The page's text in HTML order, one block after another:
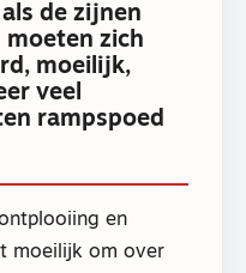
als de zijnen
moeten zich
moeilijk,
veel
rampspoed
en
moeilijk om over